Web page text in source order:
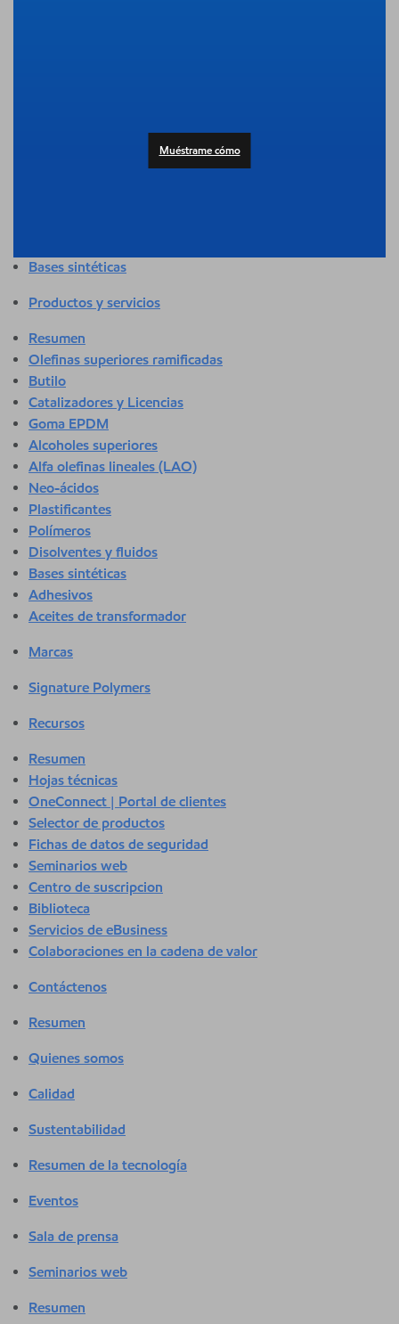
Productos al consumidor
Atención médica y sanitaria
Bases sintéticas
Productos y servicios
Resumen
Olefinas superiores ramificadas
Butilo
Catalizadores y Licencias
Goma EPDM
Alcoholes superiores
Alfa olefinas lineales (LAO)
Neo-ácidos
Plastificantes
Polímeros
Disolventes y fluidos
Bases sintéticas
Adhesivos
Aceites de transformador
Marcas
Signature Polymers
Recursos
Resumen
Hojas técnicas
OneConnect | Portal de clientes
Selector de productos
Fichas de datos de seguridad
Seminarios web
Centro de suscripcion
Biblioteca
Servicios de eBusiness
Colaboraciones en la cadena de valor
Contáctenos
Resumen
Quienes somos
Calidad
Sustentabilidad
Resumen de la tecnología
Eventos
Sala de prensa
Seminarios web
Resumen
Muéstrame cómo